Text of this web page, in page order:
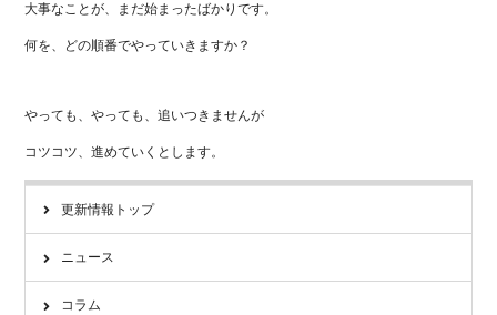
大事なことが、まだ始まったばかりです。
何を、どの順番でやっていきますか？
やっても、やっても、追いつきませんが
コツコツ、進めていくとします。
更新情報トップ
ニュース
コラム